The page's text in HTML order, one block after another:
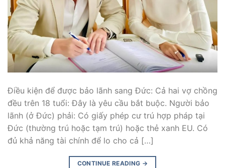
Điều kiện để được bảo lãnh sang Đức: Cả hai vợ chồng
đều trên 18 tuổi: Đây là yêu cầu bắt buộc. Người bảo
lãnh (ở Đức) phải: Có giấy phép cư trú hợp pháp tại
Đức (thường trú hoặc tạm trú) hoặc thẻ xanh EU. Có
đủ khả năng tài chính để lo cho cả […]
CONTINUE READING →